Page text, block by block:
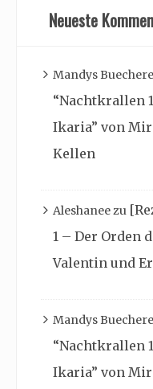
Neueste
Mandys
“Nachtkrallen
Ikaria” von
Kellen
Aleshaneezu
1 – Der Orden
Valentin und
Mandys
“Nachtkrallen
Ikaria” von